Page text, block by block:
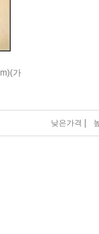
가
낮은가격 |